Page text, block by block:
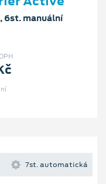
6st. manuální
7st. automatická